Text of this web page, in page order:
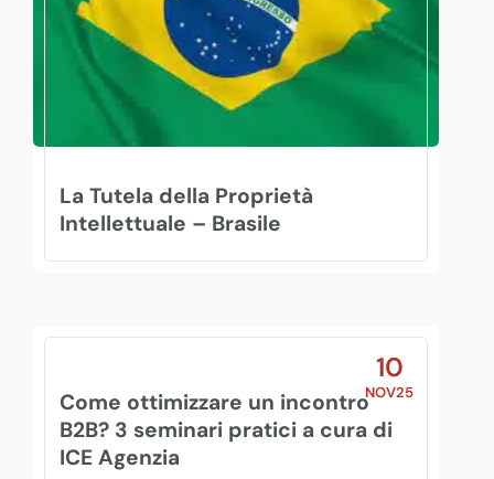
La Tutela della Proprietà
Intellettuale – Brasile
10
NOV25
Come ottimizzare un incontro
B2B? 3 seminari pratici a cura di
ICE Agenzia